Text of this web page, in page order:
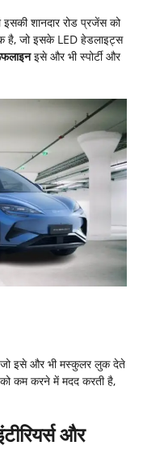
शानदार रोड प्रजेंस को
है, जो इसके LED हेडलाइट्स
इसे और भी स्पोर्टी और
इसे और भी मस्कुलर लुक देते
को कम करने में मदद करती है,
और